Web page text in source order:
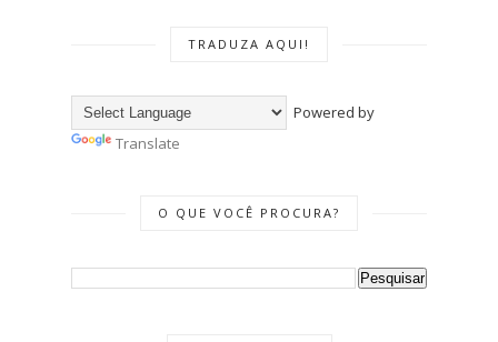
TRADUZA AQUI!
Powered by
Translate
O QUE VOCÊ PROCURA?